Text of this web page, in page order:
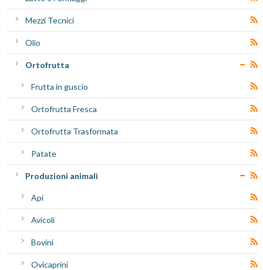
Mezzi Tecnici
Olio
Ortofrutta
Frutta in guscio
Ortofrutta Fresca
Ortofrutta Trasformata
Patate
Produzioni animali
Api
Avicoli
Bovini
Ovicaprini